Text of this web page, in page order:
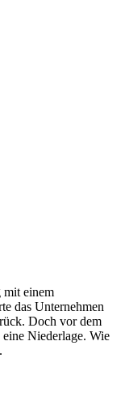
mit einem
das Unternehmen
Doch vor dem
Niederlage. Wie